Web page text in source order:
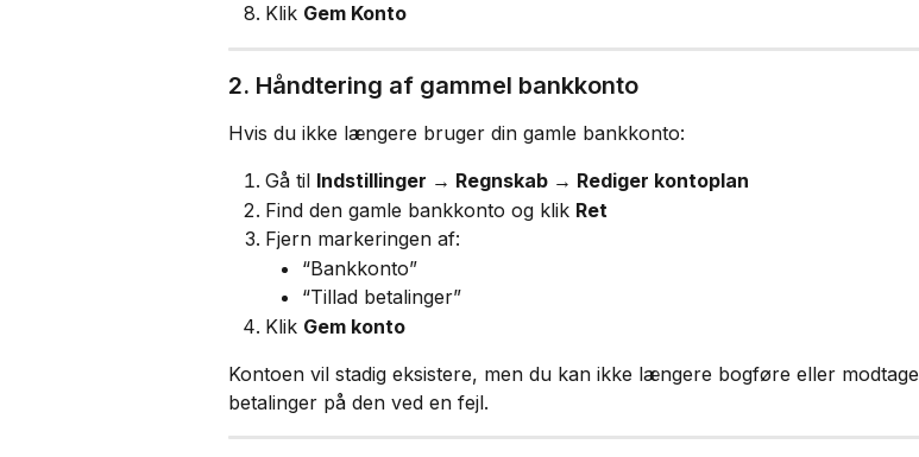
Klik Gem Konto
2. Håndtering af gammel bankkonto
Hvis du ikke længere bruger din gamle bankkonto:
Gå til Indstillinger → Regnskab → Rediger kontoplan
Find den gamle bankkonto og klik Ret
Fjern markeringen af:
“Bankkonto”
“Tillad betalinger”
Klik Gem konto
Kontoen vil stadig eksistere, men du kan ikke længere bogføre eller modtage
betalinger på den ved en fejl.